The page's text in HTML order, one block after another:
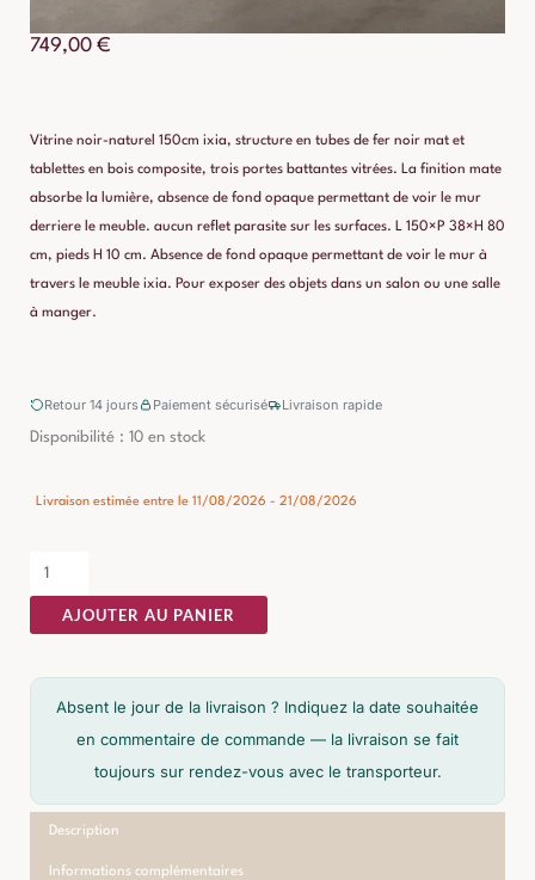
749,00 €
Vitrine noir-naturel 150cm ixia, structure en tubes de fer noir mat et
tablettes en bois composite, trois portes battantes vitrées. La finition mate
absorbe la lumière, absence de fond opaque permettant de voir le mur
derriere le meuble. aucun reflet parasite sur les surfaces. L 150×P 38×H 80
cm, pieds H 10 cm. Absence de fond opaque permettant de voir le mur à
travers le meuble ixia. Pour exposer des objets dans un salon ou une salle
à manger.
Retour 14 jours Paiement sécurisé Livraison rapide
Disponibilité : 10 en stock
Livraison estimée entre le 11/08/2026 - 21/08/2026
quantité
Vitrine
naturel
Ixia
150cm
AJOUTER AU PANIER
Absent le jour de la livraison ? Indiquez la date souhaitée
en commentaire de commande — la livraison se fait
toujours sur rendez-vous avec le transporteur.
Description
Informations complémentaires